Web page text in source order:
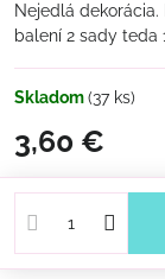
Nejedlá
balení 2 sady teda
Skladom(37ks)
3,60 €